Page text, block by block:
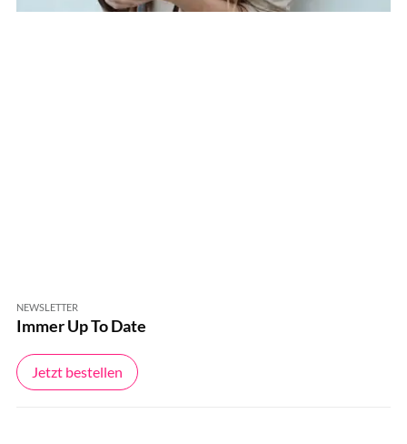
NEWSLETTER
Immer Up To Date
Jetzt bestellen